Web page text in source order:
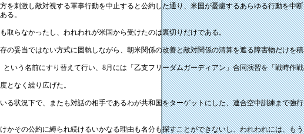
刺激し敵対視する軍事行動を中止すると公約した通り、米国が憂慮するあらゆる行動を中
る。
らなかったし、われわれが米国から受けたのは裏切りだけである。
妥当ではない方式に固執しながら、朝米関係の改善と敵対関係の清算を遮る障害物だけを
う名前にすり替えて行い、8月には「乙支フリーダムガーディアン」合同演習を「戦時作
となく繰り広げた。
状況下で、またも対話の相手であるわが共和国をターゲットにした、連合空中訓練まで強
その公約に縛られ続けるいかなる理由も名分も探すことができないし、われわれには、も